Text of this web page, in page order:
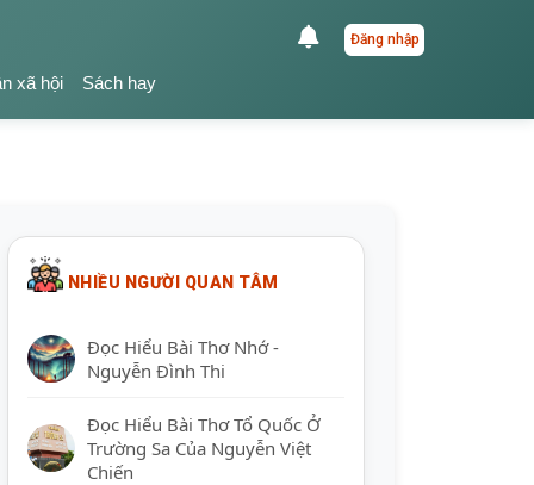
Đăng nhập
xã hội Sách hay
NHIỀU NGƯỜI QUAN TÂM
Đọc Hiểu Bài Thơ Nhớ -
Nguyễn Đình Thi
Đọc Hiểu Bài Thơ Tổ Quốc Ở
Trường Sa Của Nguyễn Việt
Chiến